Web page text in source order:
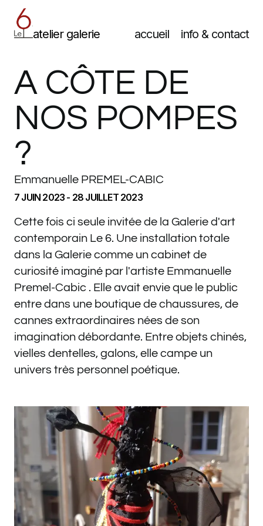
atelier galerie accueil info & contact
A CÔTE DE
NOS POMPES
?
Emmanuelle PREMEL-CABIC
7 JUIN 2023 - 28 JUILLET 2023
Cette fois ci seule invitée de la Galerie d'art
contemporain Le 6. Une installation totale
dans la Galerie comme un cabinet de
curiosité imaginé par l'artiste Emmanuelle
Premel-Cabic . Elle avait envie que le public
entre dans une boutique de chaussures, de
cannes extraordinaires nées de son
imagination débordante. Entre objets chinés,
vielles dentelles, galons, elle campe un
univers très personnel poétique.